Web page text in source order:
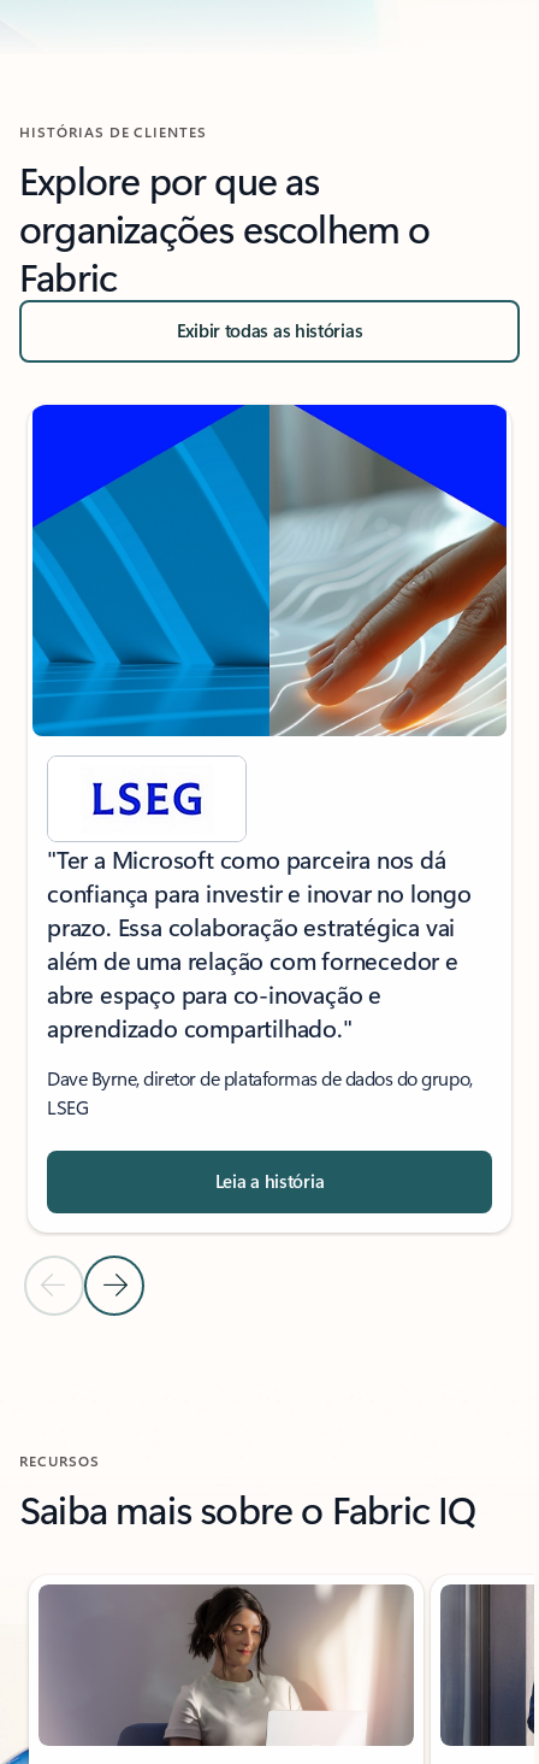
HISTÓRIAS DE CLIENTES
Explore por que as
organizações escolhem o
Fabric
Exibir todas as histórias
Mostrando o slide 1 de 4
Slide AnteriorPróximo Slide
"Ter a Microsoft como parceira nos dá
confiança para investir e inovar no longo
prazo. Essa colaboração estratégica vai
além de uma relação com fornecedor e
abre espaço para co-inovação e
aprendizado compartilhado."
Dave Byrne, diretor de plataformas de dados do grupo,
LSEG
Leia a história
RECURSOS
Saiba mais sobre o Fabric IQ